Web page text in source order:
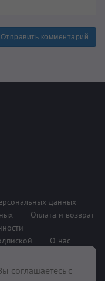
Отправить комментарий
данных
Оплата и возврат
О нас
соглашаетесь с